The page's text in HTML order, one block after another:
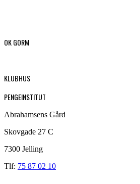
OK GORM
KLUBHUS
PENGEINSTITUT
Abrahamsens Gård
Skovgade 27 C
7300 Jelling
Tlf: 75 87 02 10